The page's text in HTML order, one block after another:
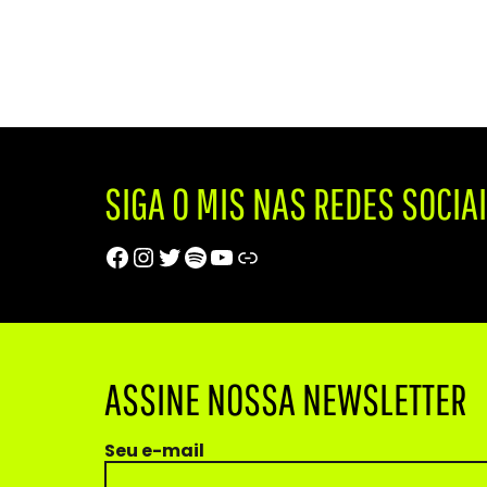
SIGA O MIS NAS REDES
Facebook
Instagram
Twitter
Spotify
Youtube
Trip Advisor
ASSINE NOSSA NEWSLETTER
Seu e-mail